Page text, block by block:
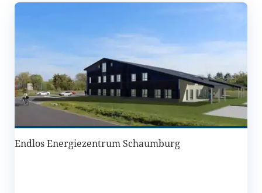
Endlos Energiezentrum Schaumburg